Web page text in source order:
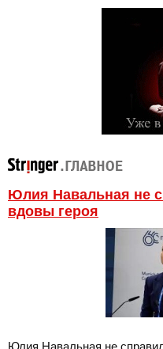
Юлия Навальная не
вдовы героя